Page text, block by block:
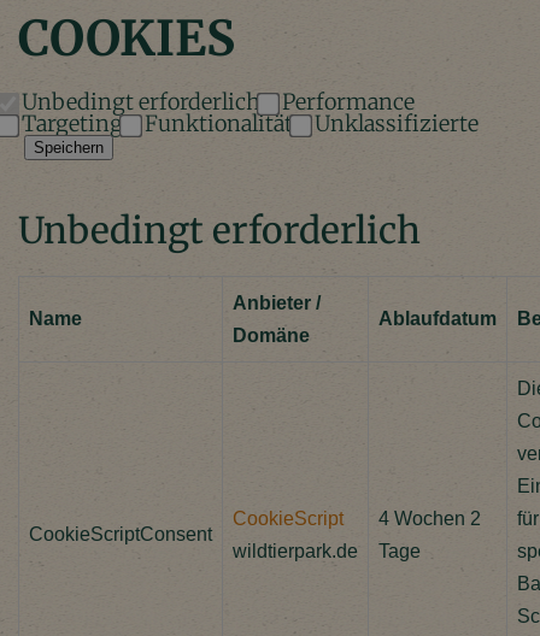
COOKIES
Unbedingt erforderlich Performance
Targeting Funktionalität Unklassifizierte
Speichern
Unbedingt erforderlich
Name
Anbieter /
Domäne
Ablaufdatum
CookieScriptConsent
CookieScript
wildtierpark.de
4 Wochen 2
Tage